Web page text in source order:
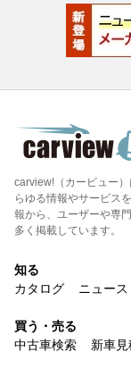
carview!（カービュー
らゆる情報やサービス
報から、ユーザーや専
多く掲載しています。
知る
カタログ
ニュース
買う・売る
中古車検索
新車見